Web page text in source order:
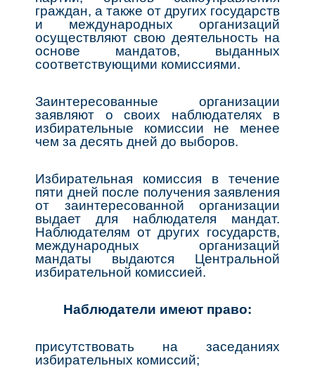
граждан, а также от других государств
и международных организаций
осуществляют свою деятельность на
основе мандатов, выданных
соответствующими комиссиями.
Заинтересованные организации
заявляют о своих наблюдателях в
избирательные комиссии не менее
чем за десять дней до выборов.
Избирательная комиссия в течение
пяти дней после получения заявления
от заинтересованной организации
выдает для наблюдателя мандат.
Наблюдателям от других государств,
международных организаций
мандаты выдаются Центральной
избирательной комиссией.
Наблюдатели имеют право:
присутствовать на заседаниях
избирательных комиссий;